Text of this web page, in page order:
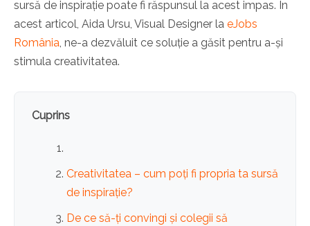
sursă de inspirație poate fi răspunsul la acest impas. În
acest articol, Aida Ursu, Visual Designer la eJobs
România, ne-a dezvăluit ce soluție a găsit pentru a-și
stimula creativitatea.
Cuprins
Creativitatea – cum poți fi propria ta sursă
de inspirație?
De ce să-ți convingi și colegii să